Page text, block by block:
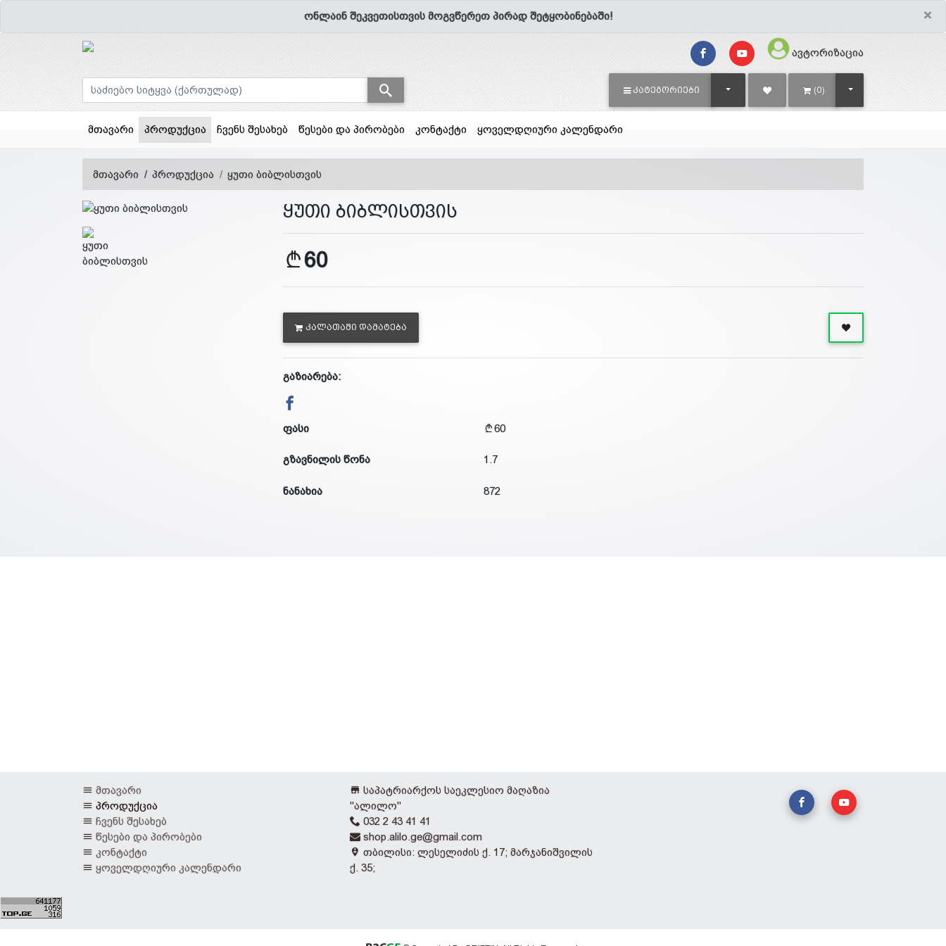
×
ონლაინ შეკვეთისთვის მოგვწერეთ პირად შეტყობინებაში!
ავტორიზაცია
ᲙᲐᲢᲔᲒᲝᲠᲘᲔᲑᲘ TOGGLE DROPDOWN(0) TOGGLE DROPDOWN
მთავარი პროდუქცია(current)
ჩვენს შესახებ წესები და პირობები კონტაქტი ყოველდღიური კალენდარი
მთავარი პროდუქცია ყუთი ბიბლისთვის
ყუთი ბიბლისთვის
60
ᲙᲐᲚᲐᲗᲐᲨᲘ ᲓᲐᲛᲐᲢᲔᲑᲐ
გაზიარება:
ფასი 60
გზავნილის წონა 1.7
ნანახია 872
მთავარი
პროდუქცია
ჩვენს შესახებ
წესები და პირობები
კონტაქტი
ყოველდღიური კალენდარი
საპატრიარქოს საეკლესიო მაღაზია
"ალილო"
032 2 43 41 41
shop.alilo.ge@gmail.com
თბილისი: ლესელიძის ქ. 17; მარჯანიშვილის
ქ. 35;